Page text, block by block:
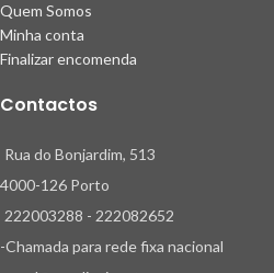
Quem Somos
Minha conta
Finalizar encomenda
Contactos
Rua do Bonjardim, 513
4000-126 Porto
222003288 - 222082652
-Chamada para rede fixa nacional